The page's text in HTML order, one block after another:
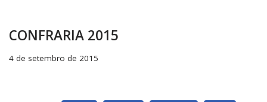
CONFRARIA 2015
4 de setembro de 2015